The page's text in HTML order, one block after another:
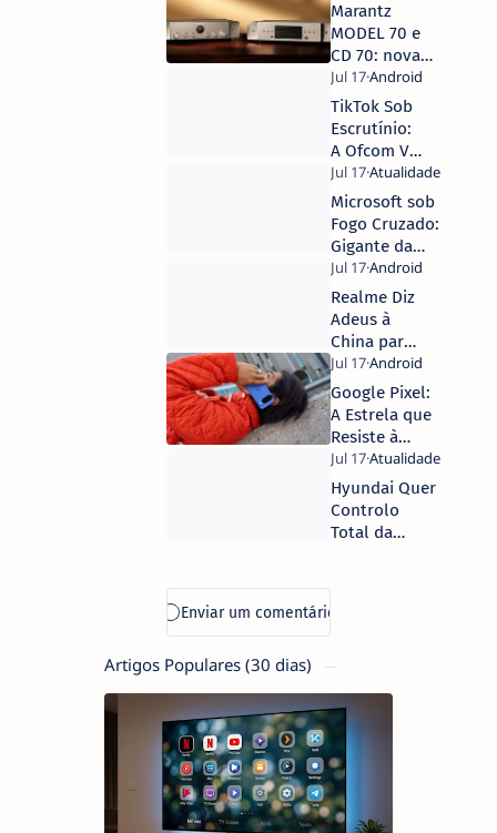
Marantz
MODEL 70 e
CD 70: nova
geração Hi-Fi
inspirada nos
clássicos da
marca
TikTok Sob
Escrutínio:
A Ofcom Vai
Mesmo
'Cortar as
Asas' à
Proteção de
Crianças na
Microsoft sob
Fogo Cruzado:
Gigante da
Xbox Enfrenta
Acusações
Graves de
Sindicatos de
Videojogos!
Realme Diz
Adeus à
China para
Conquistar
o Mundo:
Um Salto
Estratégico
ou Risco
Google Pixel:
A Estrela que
Resiste à
Crise e
Redefine o
Jogo dos
Smartphones!
Hyundai Quer
Controlo
Total da
Artigos Populares (30 dias)